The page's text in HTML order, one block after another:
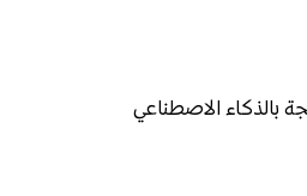
بالذكاء الاصطناعي